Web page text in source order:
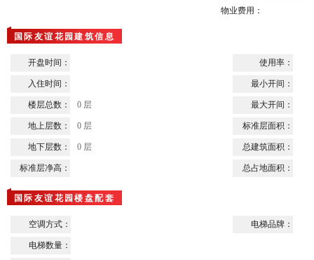
物业费用：
国际友谊花园建筑信息
开盘时间： 使用率：
入住时间： 最小开间：
楼层总数： 0 层 最大开间：
地上层数： 0 层 标准层面积：
地下层数： 0 层 总建筑面积：
标准层净高： 总占地面积：
国际友谊花园楼盘配套
空调方式： 电梯品牌：
电梯数量：